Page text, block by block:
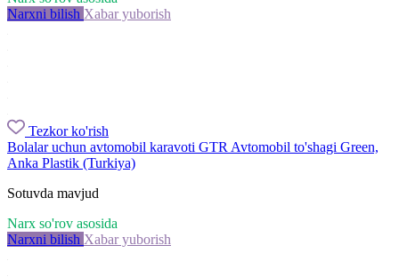
Narxni bilish Xabar yuborish
Tezkor ko'rish
Bolalar uchun avtomobil karavoti GTR Avtomobil to'shagi Green,
Anka Plastik (Turkiya)
Sotuvda mavjud
Narx so'rov asosida
Narxni bilish Xabar yuborish